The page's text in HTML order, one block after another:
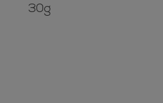
30g